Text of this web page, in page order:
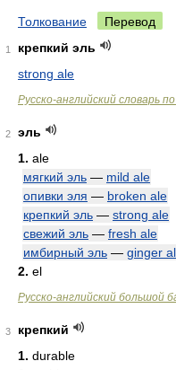
Толкование Перевод
1
крепкий эль
strong ale
Русско-английский словарь
2
эль
1. ale
мягкий эль — mild ale
опивки эля — broken ale
крепкий эль — strong ale
свежий эль — fresh ale
имбирный эль — ginger
2. el
Русско-английский большой
3
крепкий
1. durable